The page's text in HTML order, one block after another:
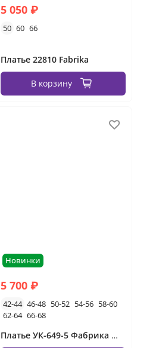
5 050 ₽
50 60 66
Платье 22810 Fabrika
В корзину
Новинки
5 700 ₽
42-44 46-48 50-52 54-56 58-60
62-64 66-68
Платье УК-649-5 Фабрика Моды